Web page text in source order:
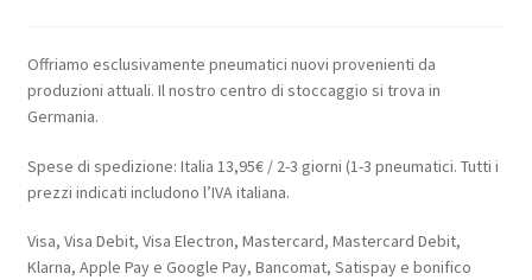
Offriamo esclusivamente pneumatici nuovi provenienti da
produzioni attuali. Il nostro centro di stoccaggio si trova in
Germania.
Spese di spedizione: Italia 13,95€ / 2-3 giorni (1-3 pneumatici. Tutti i
prezzi indicati includono l’IVA italiana.
Visa, Visa Debit, Visa Electron, Mastercard, Mastercard Debit,
Klarna, Apple Pay e Google Pay, Bancomat, Satispay e bonifico